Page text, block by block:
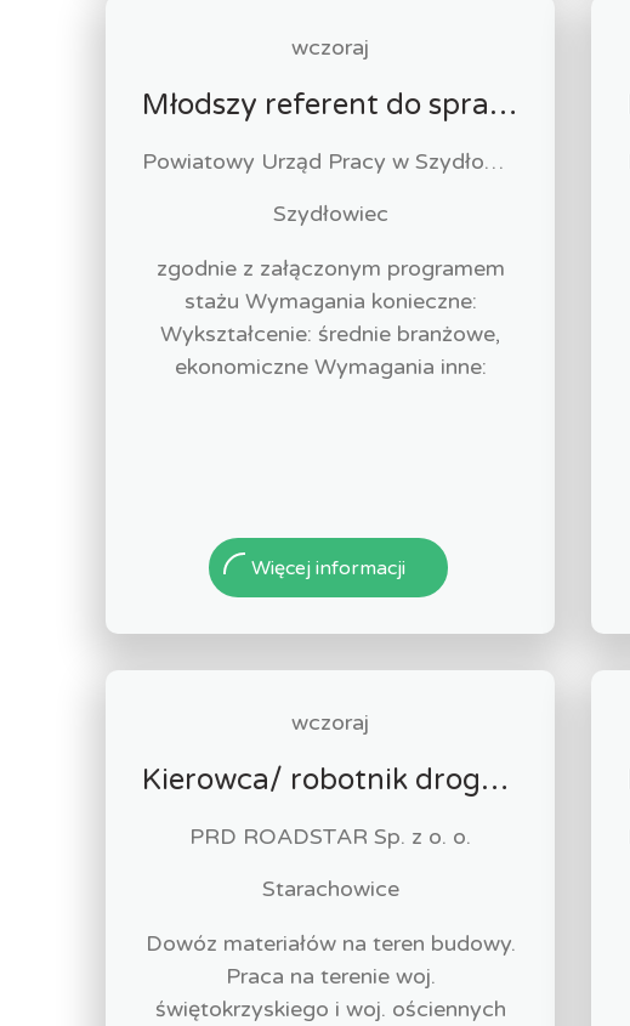
wczoraj
Młodszy referent do spraw księgowości
Powiatowy Urząd Pracy w Szydłowcu
Szydłowiec
zgodnie z załączonym programem
stażu Wymagania konieczne:
Wykształcenie: średnie branżowe,
ekonomiczne Wymagania inne:
Więcej informacji
wczoraj
Kierowca/ robotnik drogowy (k/m)
PRD ROADSTAR Sp. z o. o.
Starachowice
Dowóz materiałów na teren budowy.
Praca na terenie woj.
świętokrzyskiego i woj. ościennych